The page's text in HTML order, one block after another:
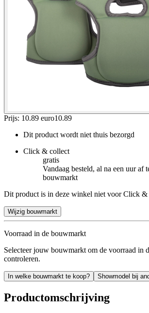
Prijs: 10.89 euro10.89
Dit product wordt niet thuis bezorgd
Click & collect
gratis
Vandaag besteld, al na een uur af
bouwmarkt
Dit product is in deze winkel niet voor Click &
Wijzig bouwmarkt
Voorraad in de bouwmarkt
Selecteer jouw bouwmarkt om de voorraad in
controleren.
In welke bouwmarkt te koop? Showmodel bij
Productomschrijving